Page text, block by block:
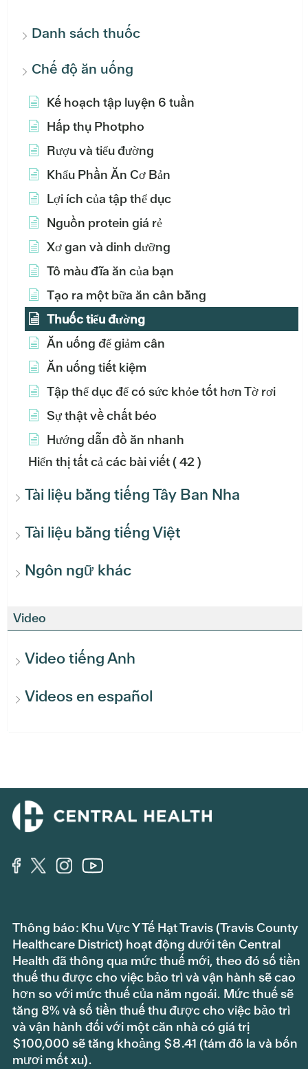
Danh sách thuốc
Chế độ ăn uống
Kế hoạch tập luyện 6 tuần
Hấp thụ Photpho
Rượu và tiểu đường
Khẩu Phần Ăn Cơ Bản
Lợi ích của tập thể dục
Nguồn protein giá rẻ
Xơ gan và dinh dưỡng
Tô màu đĩa ăn của bạn
Tạo ra một bữa ăn cân bằng
Thuốc tiểu đường
Ăn uống để giảm cân
Ăn uống tiết kiệm
Tập thể dục để có sức khỏe tốt hơn Tờ rơi
Sự thật về chất béo
Hướng dẫn đồ ăn nhanh
Hiển thị tất cả các bài viết( 42 )
Tài liệu bằng tiếng Tây Ban Nha
Tài liệu bằng tiếng Việt
Ngôn ngữ khác
Video
Video tiếng Anh
Videos en español
Thông báo: Khu Vực Y Tế Hạt Travis (Travis County
Healthcare District) hoạt động dưới tên Central
Health đã thông qua mức thuế mới, theo đó số tiền
thuế thu được cho việc bảo trì và vận hành sẽ cao
hơn so với mức thuế của năm ngoái. Mức thuế sẽ
tăng 8% và số tiền thuế thu được cho việc bảo trì
và vận hành đối với một căn nhà có giá trị
$100,000 sẽ tăng khoảng $8.41 (tám đô la và bốn
mươi mốt xu).